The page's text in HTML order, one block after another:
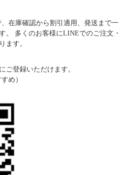
在庫確認から割引適用、発送まで一
。 多くのお客様にLINEでのご注文・
ます。
ご登録いただけます。
め）